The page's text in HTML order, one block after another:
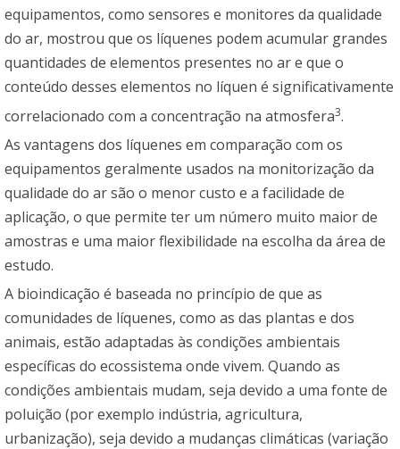
equipamentos, como sensores e monitores da qualidade
do ar, mostrou que os líquenes podem acumular grandes
quantidades de elementos presentes no ar e que o
conteúdo desses elementos no líquen é significativamente
correlacionado com a concentração na atmosfera3.
As vantagens dos líquenes em comparação com os
equipamentos geralmente usados na monitorização da
qualidade do ar são o menor custo e a facilidade de
aplicação, o que permite ter um número muito maior de
amostras e uma maior flexibilidade na escolha da área de
estudo.
A bioindicação é baseada no princípio de que as
comunidades de líquenes, como as das plantas e dos
animais, estão adaptadas às condições ambientais
específicas do ecossistema onde vivem. Quando as
condições ambientais mudam, seja devido a uma fonte de
poluição (por exemplo indústria, agricultura,
urbanização), seja devido a mudanças climáticas (variação